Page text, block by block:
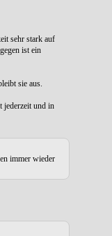
sehr stark auf
ist ein
sie aus.
jederzeit und in
immer wieder